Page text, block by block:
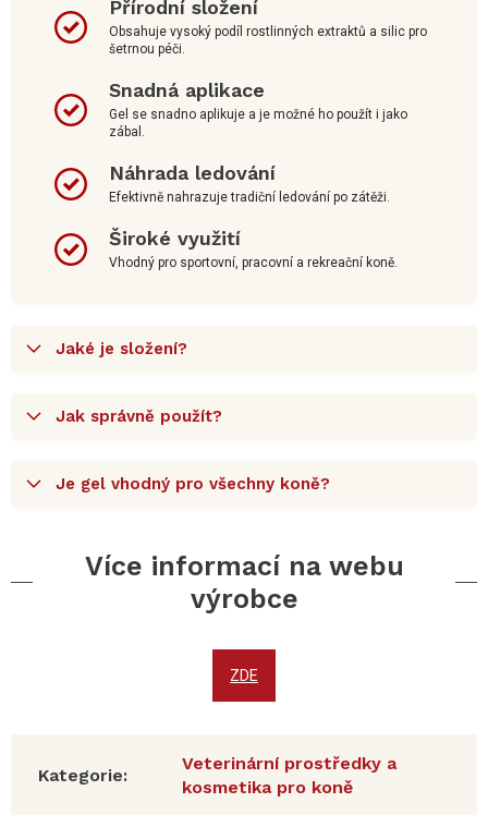
Přírodní složení
Obsahuje vysoký podíl rostlinných extraktů a silic pro
šetrnou péči.
Snadná aplikace
Gel se snadno aplikuje a je možné ho použít i jako
zábal.
Náhrada ledování
Efektivně nahrazuje tradiční ledování po zátěži.
Široké využití
Vhodný pro sportovní, pracovní a rekreační koně.
Jaké je složení?
Jak správně použít?
Je gel vhodný pro všechny koně?
Více informací na webu
výrobce
ZDE
Kategorie:
Veterinární prostředky a
kosmetika pro koně